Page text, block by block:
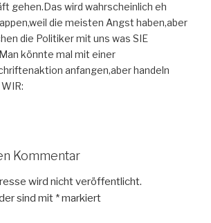
gehen.Das wird wahrscheinlich eh
die meisten Angst haben,aber
die Politiker mit uns was SIE
könnte mal mit einer
anfangen,aber handeln
Kommentar
wird nicht veröffentlicht.
sind mit *markiert